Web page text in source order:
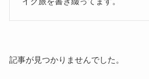
記事が見つかりませんでした。